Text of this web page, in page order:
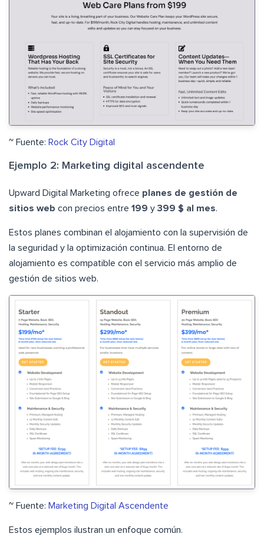
~ Fuente: Rock City Digital
Ejemplo 2: Marketing digital ascendente
Upward Digital Marketing ofrece planes de gestión de
sitios web con precios entre 199 y 399 $ al mes.
Estos planes combinan el alojamiento con la supervisión de
la seguridad y la optimización continua. El entorno de
alojamiento es compatible con el servicio más amplio de
gestión de sitios web.
~ Fuente: Marketing Digital Ascendente
Estos ejemplos ilustran un enfoque común.